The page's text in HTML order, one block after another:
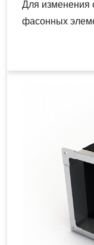
Для изменения
фасонных